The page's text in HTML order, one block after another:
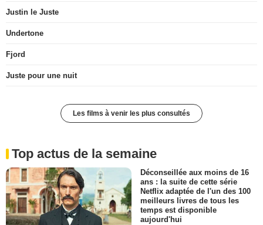
Justin le Juste
Undertone
Fjord
Juste pour une nuit
Les films à venir les plus consultés
Top actus de la semaine
Déconseillée aux moins de 16
ans : la suite de cette série
Netflix adaptée de l'un des 100
meilleurs livres de tous les
temps est disponible
aujourd'hui